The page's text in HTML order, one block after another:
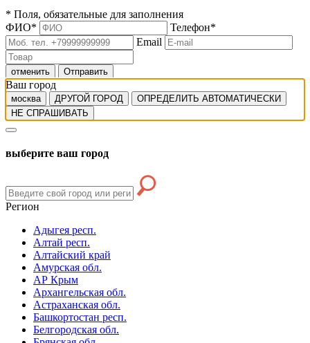
* Поля, обязательные для заполнения
ФИО* Телефон*
Email
отменить Отправить
Ваш город
москва ДРУГОЙ ГОРОД
ОПРЕДЕЛИТЬ АВТОМАТИЧЕСКИ
НЕ СПРАШИВАТЬ
выберите ваш город
Регион
Адыгея респ.
Алтай респ.
Алтайский край
Амурская обл.
АР Крым
Архангельская обл.
Астраханская обл.
Башкортостан респ.
Белгородская обл.